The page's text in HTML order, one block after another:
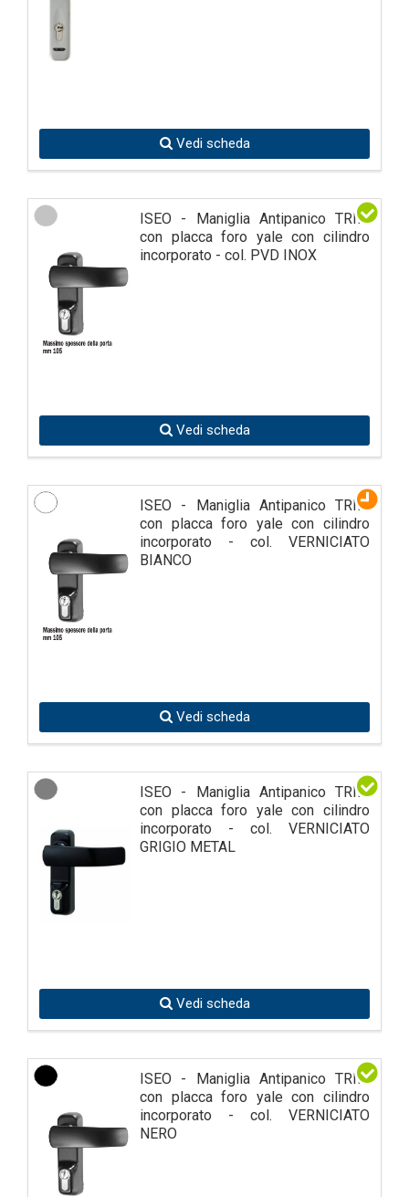
Vedi scheda
ISEO - Maniglia Antipanico TRIM
con placca foro yale con cilindro
incorporato - col. PVD INOX
Vedi scheda
ISEO - Maniglia Antipanico TRIM
con placca foro yale con cilindro
incorporato - col. VERNICIATO
BIANCO
Vedi scheda
ISEO - Maniglia Antipanico TRIM
con placca foro yale con cilindro
incorporato - col. VERNICIATO
GRIGIO METAL
Vedi scheda
ISEO - Maniglia Antipanico TRIM
con placca foro yale con cilindro
incorporato - col. VERNICIATO
NERO